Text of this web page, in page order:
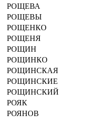
РОЩЕВА
РОЩЕВЫ
РОЩЕНКО
РОЩЕНЯ
РОЩИН
РОЩИНКО
РОЩИНСКАЯ
РОЩИНСКИЕ
РОЩИНСКИЙ
РОЯК
РОЯНОВ